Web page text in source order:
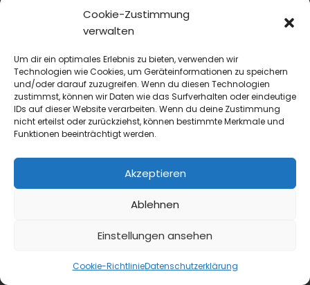
Cookie-Zustimmung
verwalten
Um dir ein optimales Erlebnis zu bieten, verwenden wir
Technologien wie Cookies, um Geräteinformationen zu speichern
und/oder darauf zuzugreifen. Wenn du diesen Technologien
zustimmst, können wir Daten wie das Surfverhalten oder eindeutige
IDs auf dieser Website verarbeiten. Wenn du deine Zustimmung
nicht erteilst oder zurückziehst, können bestimmte Merkmale und
Funktionen beeinträchtigt werden.
Akzeptieren
Ablehnen
Einstellungen ansehen
Cookie-RichtlinieDatenschutzerklärung
GVMANAGER
Gartechnik
50 Jahre Convotherm und Kombidämpfer – Claus
Pedersen im Interview
Claus Pedersen blickt zurück auf 50 Jahre
Convotherm, 50 Jahre Kombidämpfer und
mutmaßt über deren weitere Entwicklung....